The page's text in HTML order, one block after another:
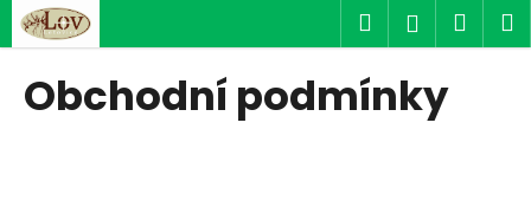
Přejít
obsah
Hledat
Obchodní podmínky
o